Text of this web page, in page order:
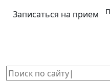
Записаться на прием
Поиск: